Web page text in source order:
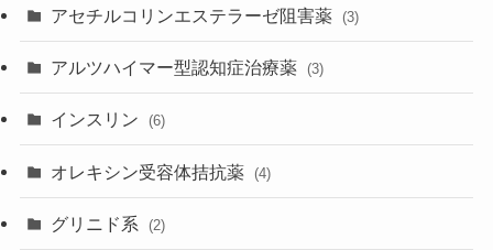
アセチルコリンエステラーゼ阻害薬 (3)
アルツハイマー型認知症治療薬 (3)
インスリン (6)
オレキシン受容体拮抗薬 (4)
グリニド系 (2)